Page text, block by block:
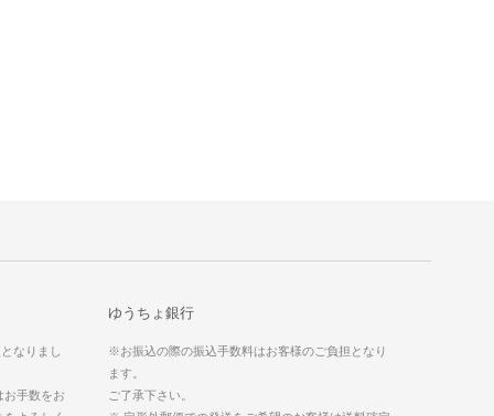
なりまし
お手数をお
ゆうちょ銀行
※お振込の際の振込手数料はお客様のご負担となり
ます。
ご了承下さい。